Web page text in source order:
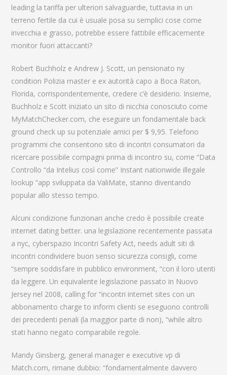
leading la tariffa per ulteriori salvaguardie, tuttavia in un
terreno fertile da cui è usuale posa su semplici cose come
invecchia e grasso, potrebbe essere fattibile efficacemente
monitor fuori attaccanti?
Robert Buchholz e Andrew J. Scott, un pensionato ny
condition Polizia master e ex autorità capo a Boca Raton,
Florida, corrispondentemente, credere c’è desiderio. Insieme,
Buchholz e Scott iniziato un sito di nicchia conosciuto come
MyMatchChecker.com, che eseguire un fondamentale back
ground check up su potenziale amici per $ 9,95. Telefono
programmi che consentono sito di incontri consumatori da
ricercare possibile compagni prima di incontro su, come “Data
Controllo “da Intelius così come” Instant nationwide illegale
lookup “app sviluppata da ValiMate, stanno diventando
popular allo stesso tempo.
Alcuni condizione funzionari anche credo è possibile create
internet dating better. una legislazione recentemente passata
a nyc, cyberspazio Incontri Safety Act, needs adult siti di
incontri condividere buon senso sicurezza consigli, come
“sempre soddisfare in pubblico environment, “con il loro utenti
da leggere. Un equivalente legislazione passato in Nuovo
Jersey nel 2008, calling for “incontri internet sites con un
abbonamento charge to inform clienti se eseguono controlli
dei precedenti penali (la maggior parte di non), “while altro
stati hanno negato comparabile regole.
Mandy Ginsberg, general manager e executive vp di
Match.com, rimane dubbio: “fondamentalmente davvero